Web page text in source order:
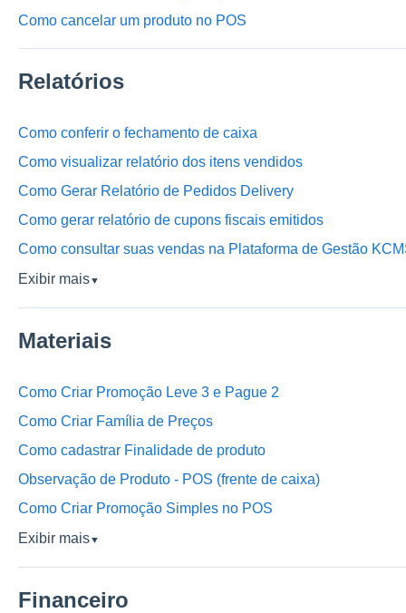
Como cancelar um produto no POS
Relatórios
Como conferir o fechamento de caixa
Como visualizar relatório dos itens vendidos
Como Gerar Relatório de Pedidos Delivery
Como gerar relatório de cupons fiscais emitidos
Como consultar suas vendas na Plataforma de Gestão
Exibir mais▼
Materiais
Como Criar Promoção Leve 3 e Pague 2
Como Criar Família de Preços
Como cadastrar Finalidade de produto
Observação de Produto - POS (frente de caixa)
Como Criar Promoção Simples no POS
Exibir mais▼
Financeiro